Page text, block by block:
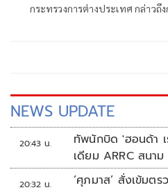
กระทรวงการต่างประเทศ กล่าวถึ
NEWS UPDATE
20:43 น.
ทัพนักบิด 'ฮอนด้า
เดียม ARRC สนา
20:32 น.
‘ศุภมาส’ สั่งเข้มต